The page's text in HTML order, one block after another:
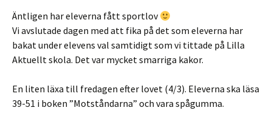
Äntligen har eleverna fått sportlov
Vi avslutade dagen med att fika på det som eleverna har
bakat under elevens val samtidigt som vi tittade på Lilla
Aktuellt skola. Det var mycket smarriga kakor.
En liten läxa till fredagen efter lovet (4/3). Eleverna ska läsa
39-51 i boken ”Motståndarna” och vara spågumma.